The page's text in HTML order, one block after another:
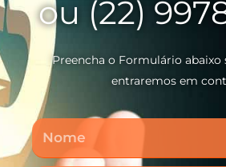
ou (22)
Preencha o Formulário abaixo
entraremos em
Nome